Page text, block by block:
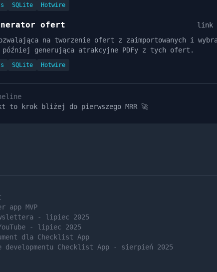
SQLite Hotwire
ofert
link →
na tworzenie ofert z zaimportowanych i
później generująca atrakcyjne PDFy z tych ofert.
SQLite Hotwire
to krok bliżej do pierwszego MRR 🚀
app MVP
- lipiec 2025
- lipiec 2025
dla Checklist App
developmentu Checklist App - sierpień 2025